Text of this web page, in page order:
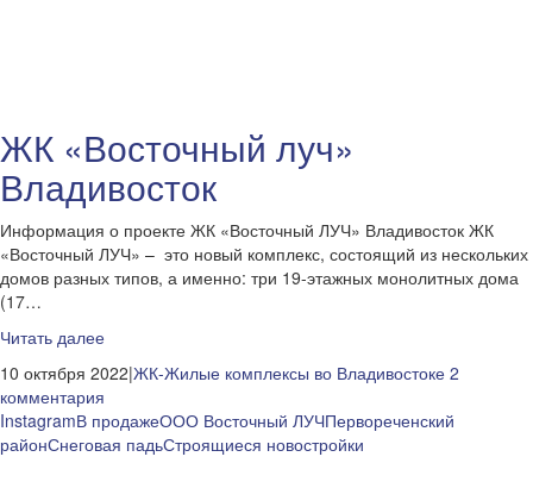
ЖК «Восточный луч»
Владивосток
Информация о проекте ЖК «Восточный ЛУЧ» Владивосток ЖК
«Восточный ЛУЧ» – это новый комплекс, состоящий из нескольких
домов разных типов, а именно: три 19-этажных монолитных дома
(17…
Читать далее
10 октября 2022|ЖК-Жилые комплексы во Владивостоке 2
комментария
InstagramВ продажеООО Восточный ЛУЧПервореченский
районСнеговая падьСтроящиеся новостройки